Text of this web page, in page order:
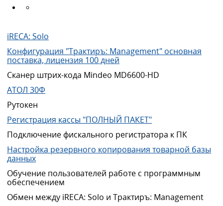
iRECA: Solo
Конфигурация "Трактиръ: Management" основная
поставка, лицензия 100 дней
Сканер штрих-кода Mindeo MD6600-HD
АТОЛ 30Ф
Рутокен
Регистрация кассы "ПОЛНЫЙ ПАКЕТ"
Подключение фискального регистратора к ПК
Настройка резервного копирования товарной базы
данных
Обучение пользователей работе с программным
обеспечением
Обмен между iRECA: Solo и Трактиръ: Management